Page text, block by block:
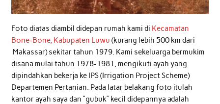
Foto diatas diambil didepan rumah kami di Kecamatan
Bone-Bone, Kabupaten Luwu (kurang lebih 500 km dari
Makassar) sekitar tahun 1979. Kami sekeluarga bermukim
disana mulai tahun 1978-1981, mengikuti ayah yang
dipindahkan bekerja ke IPS (Irrigation Project Scheme)
Departemen Pertanian. Pada latar belakang foto itulah
kantor ayah saya dan “gubuk” kecil didepannya adalah